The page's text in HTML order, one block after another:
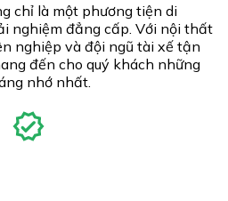
chỉ là một phương tiện di
nghiệm đẳng cấp. Với nội thất
nghiệp và đội ngũ tài xế tận
đến cho quý khách những
nhớ nhất.